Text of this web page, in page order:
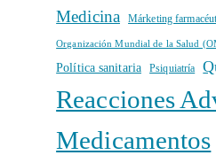
Medicina Márketing
Organización Mundial de la Salud
Política sanitaria Psiquiatría
Reacciones
Medicamentos